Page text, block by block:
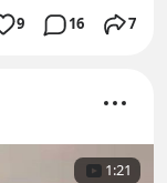
9 16 7
1:21